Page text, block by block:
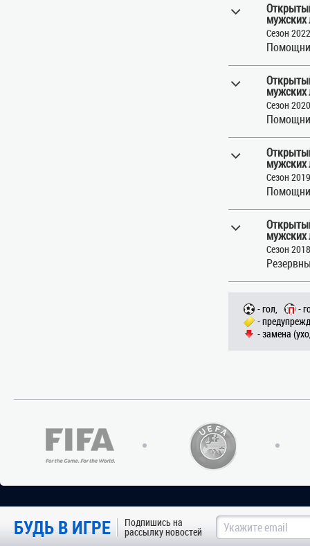
мужских
Сезон
мужских
Сезон
мужских
Сезон
мужских
Сезон
- гол,
-
-
- замена
БУДЬ В ИГРЕ Подпишись на
рассылку новостей